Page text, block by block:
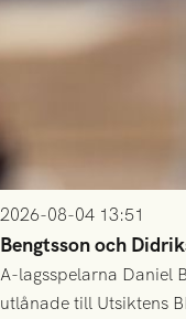
2026-08-04 13:51
Bengtsson och
A-lagsspelarna Daniel
utlånade till Utsiktens